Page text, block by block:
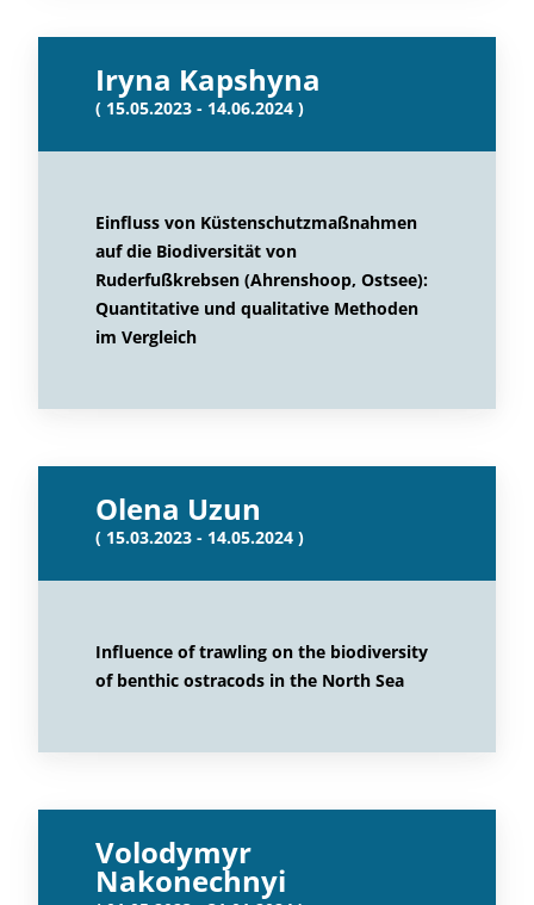
Iryna Kapshyna
( 15.05.2023 - 14.06.2024 )
Einfluss von Küstenschutzmaßnahmen
auf die Biodiversität von
Ruderfußkrebsen (Ahrenshoop, Ostsee):
Quantitative und qualitative Methoden
im Vergleich
Olena Uzun
( 15.03.2023 - 14.05.2024 )
Influence of trawling on the biodiversity
of benthic ostracods in the North Sea
Volodymyr
Nakonechnyi